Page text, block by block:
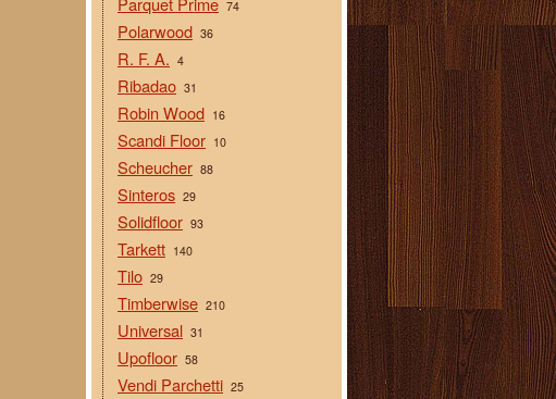
74
Polarwood 36
R. F. A. 4
Ribadao 31
Robin Wood 16
Scandi Floor 10
Scheucher 88
Sinteros 29
Solidfloor 93
Tarkett 140
Tilo 29
Timberwise 210
Universal 31
Upofloor 58
Vendi Parchetti 25